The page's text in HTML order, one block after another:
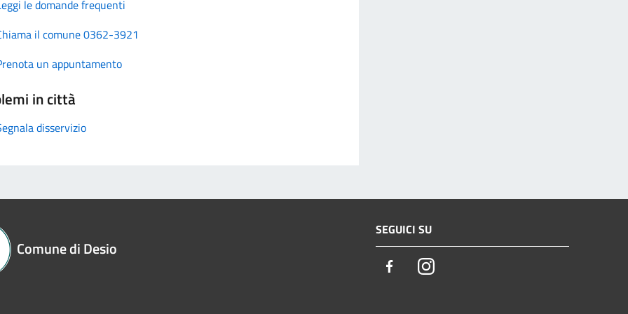
le domande frequenti
il comune 0362-3921
un appuntamento
in città
disservizio
Comune di Desio
SEGUICI SU
FacebookInstagram